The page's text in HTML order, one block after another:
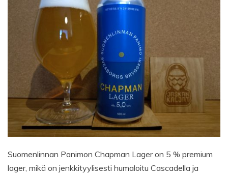
Suomenlinnan Panimon Chapman Lager on 5 % premium
lager, mikä on jenkkityylisesti humaloitu Cascadella ja